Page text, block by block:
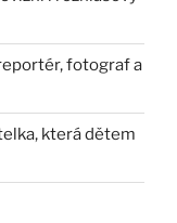
fotograf a
která dětem